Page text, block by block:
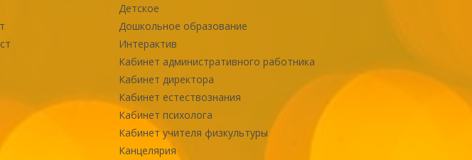
Детское
Дошкольное образование
Интерактив
Кабинет административного работника
Кабинет директора
Кабинет естествознания
Кабинет психолога
Кабинет учителя физкультуры
Канцелярия